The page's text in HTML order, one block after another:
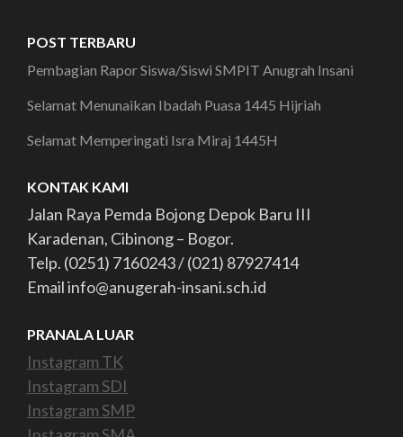
POST TERBARU
Pembagian Rapor Siswa/Siswi SMPIT Anugrah Insani
Selamat Menunaikan Ibadah Puasa 1445 Hijriah
Selamat Memperingati Isra Miraj 1445H
KONTAK KAMI
Jalan Raya Pemda Bojong Depok Baru III
Karadenan, Cibinong – Bogor.
Telp. (0251) 7160243 / (021) 87927414
Email info@anugerah-insani.sch.id
PRANALA LUAR
Instagram TK
Instagram SDI
Instagram SMP